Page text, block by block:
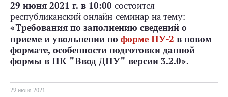
29 июня 2021 г. в 10:00 состоится
республиканский онлайн-семинар на тему:
«Требования по заполнению сведений о
приеме и увольнении по форме ПУ-2 в новом
формате, особенности подготовки данной
формы в ПК "Ввод ДПУ" версии 3.2.0».
29 июня 2021